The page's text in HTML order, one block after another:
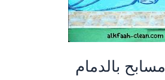
بالدمام